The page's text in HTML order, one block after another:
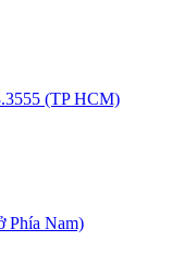
(TP HCM)
Phía Nam)